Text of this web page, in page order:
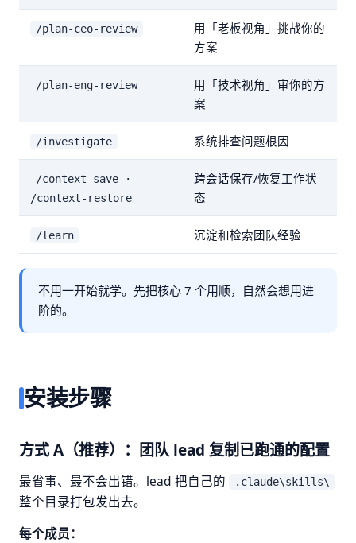
/plan-ceo-review
用「老板视角」挑战你的
方案
/plan-eng-review
用「技术视角」审你的方
案
/investigate 系统排查问题根因
/context-save ·
/context-restore
跨会话保存/恢复工作状
态
/learn 沉淀和检索团队经验
不用一开始就学。先把核心 7 个用顺，自然会想用进
阶的。
安装步骤
方式 A（推荐）：团队 lead 复制已跑通的配置
最省事、最不会出错。lead 把自己的 .claude\skills\
整个目录打包发出去。
每个成员：